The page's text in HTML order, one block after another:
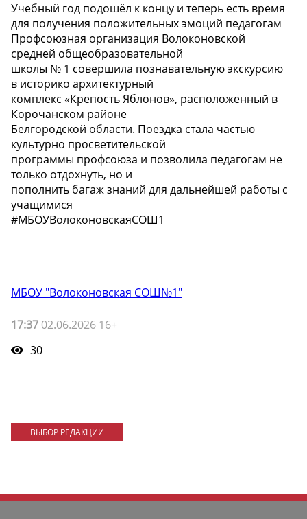
Учебный год подошёл к концу и теперь есть время
для получения положительных эмоций педагогам
Профсоюзная организация Волоконовской
средней общеобразовательной
школы № 1 совершила познавательную экскурсию
в историко архитектурный
комплекс «Крепость Яблонов», расположенный в
Корочанском районе
Белгородской области. Поездка стала частью
культурно просветительской
программы профсоюза и позволила педагогам не
только отдохнуть, но и
пополнить багаж знаний для дальнейшей работы с
учащимися
#МБОУВолоконовскаяСОШ1
МБОУ "Волоконовская СОШ№1"
17:37 02.06.2026 16+
30
ВЫБОР РЕДАКЦИИ